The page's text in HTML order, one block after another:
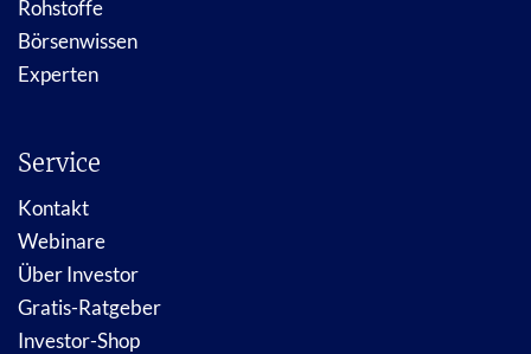
Rohstoffe
Börsenwissen
Experten
Service
Kontakt
Webinare
Über Investor
Gratis-Ratgeber
Investor-Shop